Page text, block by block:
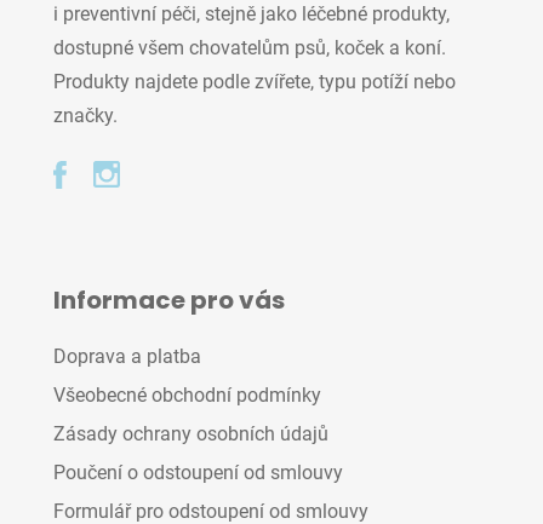
i preventivní péči, stejně jako léčebné produkty,
dostupné všem chovatelům psů, koček a koní.
Produkty najdete podle zvířete, typu potíží nebo
značky.
Informace pro vás
Doprava a platba
Všeobecné obchodní podmínky
Zásady ochrany osobních údajů
Poučení o odstoupení od smlouvy
Formulář pro odstoupení od smlouvy